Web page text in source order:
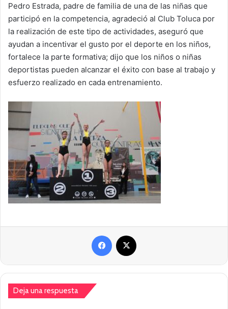
Pedro Estrada, padre de familia de una de las niñas que
participó en la competencia, agradeció al Club Toluca por
la realización de este tipo de actividades, aseguró que
ayudan a incentivar el gusto por el deporte en los niños,
fortalece la parte formativa; dijo que los niños o niñas
deportistas pueden alcanzar el éxito con base al trabajo y
esfuerzo realizado en cada entrenamiento.
Facebook
Deja una respuesta